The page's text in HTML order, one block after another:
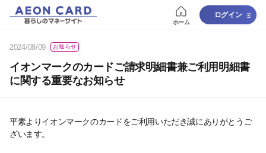
ホーム
ログイン
2024/08/09 お知らせ
イオンマークのカードご請求明細書兼ご利用明細書
に関する重要なお知らせ
平素よりイオンマークのカードをご利用いただき誠にありがとうご
ざいます。